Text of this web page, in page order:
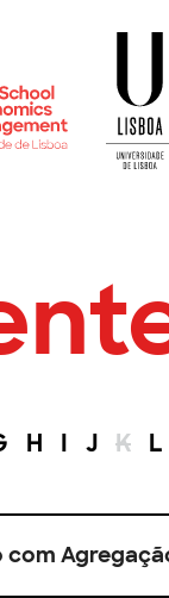
H I J K L
com